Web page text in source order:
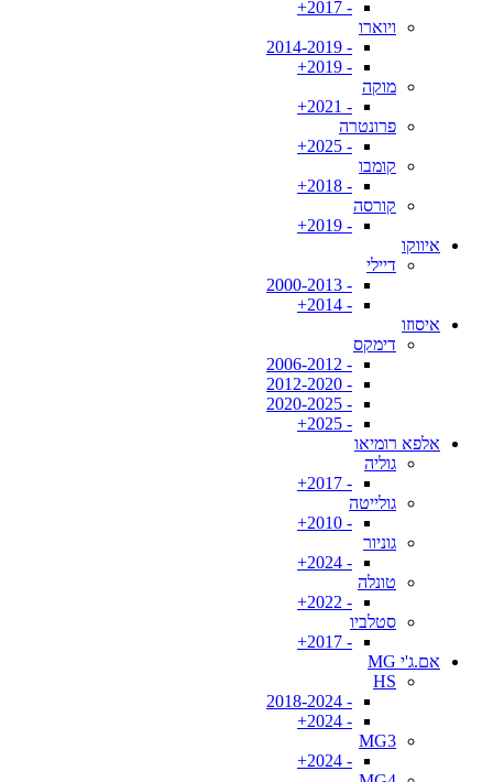
- 2017+
ויוארו
- 2014-2019
- 2019+
מוקה
- 2021+
פרונטרה
- 2025+
קומבו
- 2018+
קורסה
- 2019+
איווקו
דיילי
- 2000-2013
- 2014+
איסוזו
דימקס
- 2006-2012
- 2012-2020
- 2020-2025
- 2025+
אלפא רומיאו
גוליה
- 2017+
גולייטה
- 2010+
גוניור
- 2024+
טונלה
- 2022+
סטלביו
- 2017+
אם.ג'י MG
HS
- 2018-2024
- 2024+
MG3
- 2024+